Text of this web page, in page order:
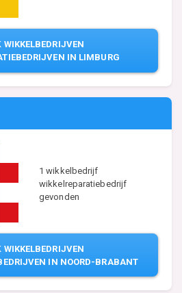
WIKKELBEDRIJVEN
IN LIMBURG
1 wikkelbedrijf
wikkelreparatiebedrijf
gevonden
WIKKELBEDRIJVEN
IN NOORD-BRABANT